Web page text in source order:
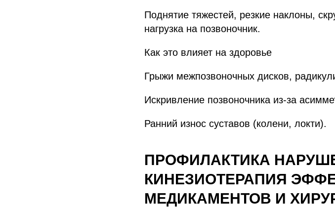
Поднятие тяжестей, резкие наклоны,
нагрузка на позвоночник.
Как это влияет на здоровье
Грыжи межпозвоночных дисков,
Искривление позвоночника из-за
Ранний износ суставов (колени, локти).
ПРОФИЛАКТИКА
КИНЕЗИОТЕРАПИЯ
МЕДИКАМЕНТОВ И